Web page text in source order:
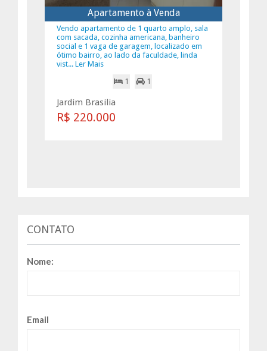
Apartamento à Venda
Vendo apartamento de 1 quarto amplo, sala
com sacada, cozinha americana, banheiro
social e 1 vaga de garagem, localizado em
ótimo bairro, ao lado da faculdade, linda
vist... Ler Mais
1
1
Jardim Brasilia
R$ 220.000
CONTATO
Nome:
Email